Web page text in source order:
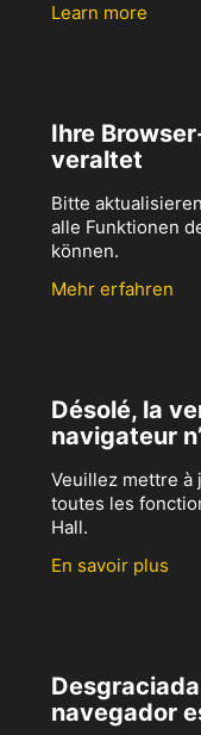
Learn more
Ihre
veraltet
Bitte
alle Funktionen
können.
Mehr erfahren
Désolé, la
navigateur
Veuillez mettre
toutes les
Hall.
En savoir plus
navegador